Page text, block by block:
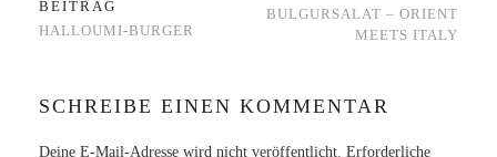
BEITRAG
HALLOUMI-BURGER
BULGURSALAT – ORIENT
MEETS ITALY
SCHREIBE EINEN KOMMENTAR
Deine E-Mail-Adresse wird nicht veröffentlicht. Erforderliche